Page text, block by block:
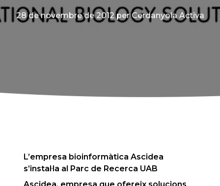
28 de novembre de 2012 per Cerdanyola Activa
L’empresa bioinformàtica Ascidea
s’instal·la al Parc de Recerca UAB